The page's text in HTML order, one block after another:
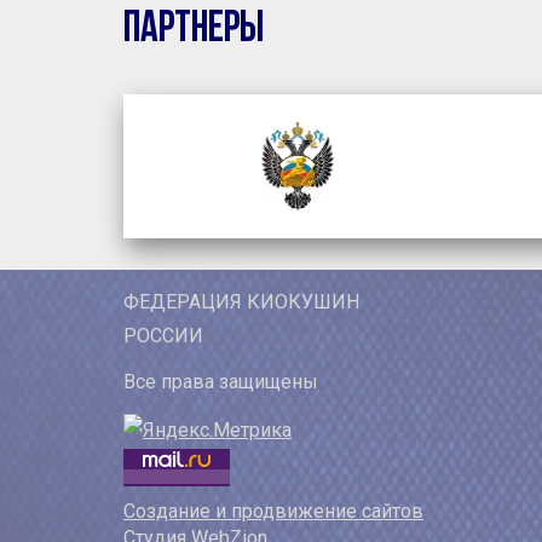
Партнеры
ФЕДЕРАЦИЯ КИОКУШИН
РОССИИ
Все права защищены
Создание и продвижение сайтов